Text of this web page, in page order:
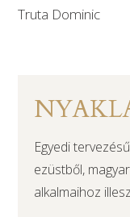
Truta Dominic
Egyedi
ezüstből,
alkalmaihoz